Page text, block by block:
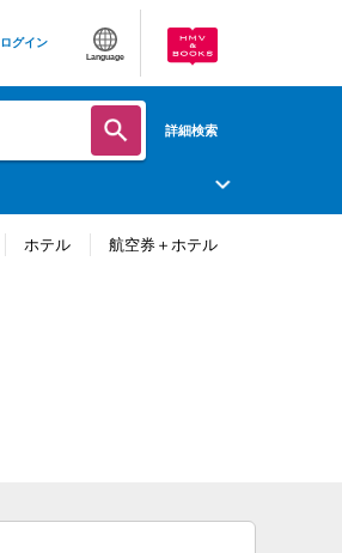
ログイン
Language
詳細検索
ホテル 航空券＋ホテル